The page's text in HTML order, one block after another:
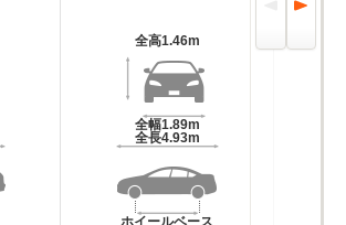
全高1.46m
全幅1.89m
全長4.93m
ホイールベース